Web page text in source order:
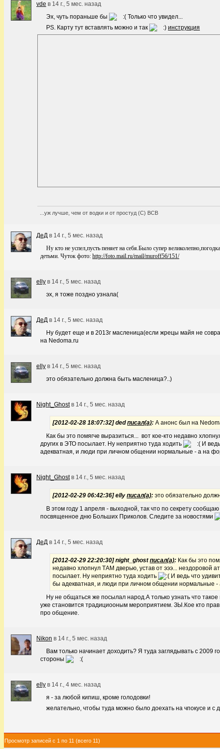
vde в 14 г., 5 мес. назад
Эх, чуть пораньше бы
Только что увидел...
PS. Карту тут вставлять можно и так
инструкция
...уж лучше, чем от водки и от простуд (С) ВСВ
ДеД в 14 г., 5 мес. назад
Ну кто не успел,пусть пеняет на себя.Было супер
детьми. Чуток фото: http://foto.mail.ru/mail/muroff56/151/
elly в 14 г., 5 мес. назад
эх, я тоже поздно узнала(
ДеД в 14 г., 5 мес. назад
Ну будет еще и в 2013г масленица(если жрецы майя не
на Nedoma.ru
elly в 14 г., 5 мес. назад
это обязательно должна быть масленица?..)
Night_Ghostв 14 г., 5 мес. назад
[2012-02-28 18:07:32] dedписал(а): А анонс был на
Как бы это помягче выразиться... вот кое-кто недавно
других в ЭТО посылает. Ну неприятно туда ходить
И
адекватная, и люди при личном общении нормальные - а на
Night_Ghostв 14 г., 5 мес. назад
[2012-02-29 06:42:36] elly писал(а): это обязательно
В этом году 1 апреля - выходной, так что по секрету
посвященное дню Больших Приколов. Следите за новостями
ДеД в 14 г., 5 мес. назад
[2012-02-29 22:20:30] night_ghostписал(а): Как бы это
недавно хлопнул ТАМ дверью, устав от эээ... нездоровой
посылает. Ну неприятно туда ходить
И ведь что
бы адекватная, и люди при личном общении нормальные
Ну не общаться же посылал народ.А только узнать что
уже становится традициооным мероприятием. ЗЫ.Кое кто
про общение.
Nikon в 14 г., 5 мес. назад
Вам только начинает доходить? Я туда заглядывать с 2009
стороны
elly в 14 г., 4 мес. назад
я - за любой кипиш, кроме голодовки!
желательно, чтобы туда можно было доехать на чпокусе и с
Просмотр записей с 1 по 11 (всего 11)